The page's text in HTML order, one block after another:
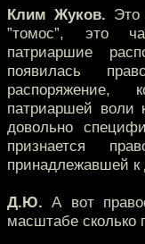
Клим Жуков. Это
”томос”, это
патриаршие
появилась
распоряжение,
патриаршей воли
довольно
признается
принадлежавшей к
Д.Ю. А вот
масштабе сколько